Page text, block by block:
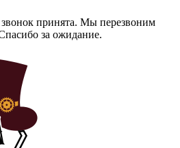
принята. Мы перезвоним
за ожидание.